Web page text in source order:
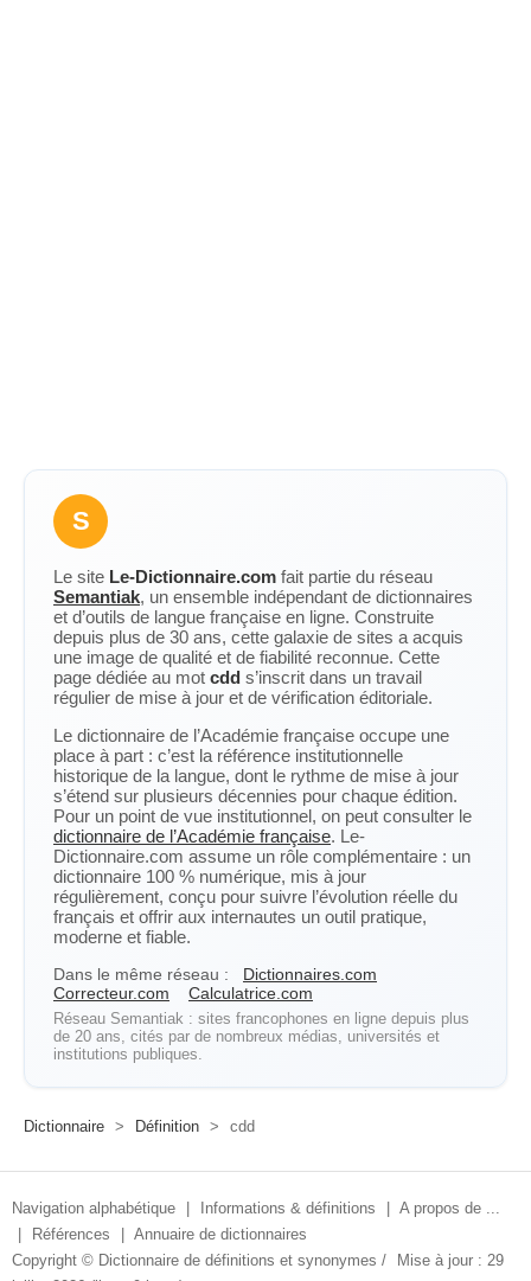
S
Le site Le-Dictionnaire.com fait partie du réseau
Semantiak, un ensemble indépendant de dictionnaires
et d’outils de langue française en ligne. Construite
depuis plus de 30 ans, cette galaxie de sites a acquis
une image de qualité et de fiabilité reconnue. Cette
page dédiée au mot cdd s’inscrit dans un travail
régulier de mise à jour et de vérification éditoriale.
Le dictionnaire de l’Académie française occupe une
place à part : c’est la référence institutionnelle
historique de la langue, dont le rythme de mise à jour
s’étend sur plusieurs décennies pour chaque édition.
Pour un point de vue institutionnel, on peut consulter le
dictionnaire de l’Académie française. Le-
Dictionnaire.com assume un rôle complémentaire : un
dictionnaire 100 % numérique, mis à jour
régulièrement, conçu pour suivre l’évolution réelle du
français et offrir aux internautes un outil pratique,
moderne et fiable.
Dans le même réseau :
Dictionnaires.com
Correcteur.com
Calculatrice.com
Réseau Semantiak : sites francophones en ligne depuis plus
de 20 ans, cités par de nombreux médias, universités et
institutions publiques.
Dictionnaire > Définition > cdd
Navigation alphabétique Informations & définitions
A propos de ...
Références
Annuaire de dictionnaires
Copyright © Dictionnaire de définitions et synonymes /
Mise à jour : 29